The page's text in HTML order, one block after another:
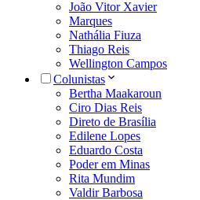
João Vitor Xavier
Marques
Nathália Fiuza
Thiago Reis
Wellington Campos
Colunistas
Bertha Maakaroun
Ciro Dias Reis
Direto de Brasília
Edilene Lopes
Eduardo Costa
Poder em Minas
Rita Mundim
Valdir Barbosa